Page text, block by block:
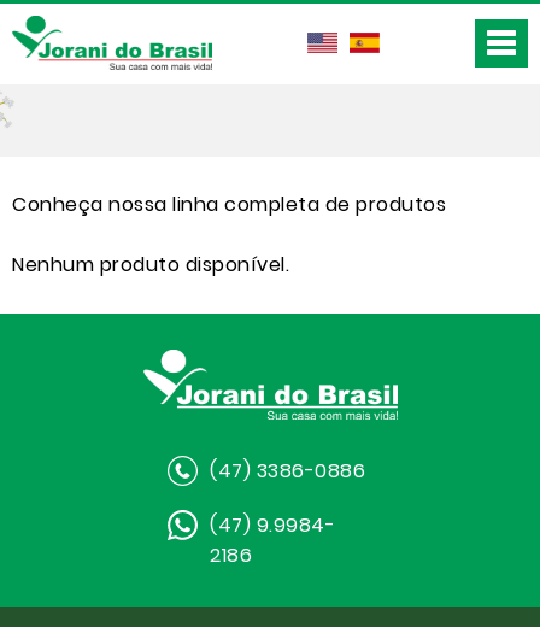
Conheça nossa linha completa de produtos
Nenhum produto disponível.
(47) 3386-0886
(47) 9.9984-
2186